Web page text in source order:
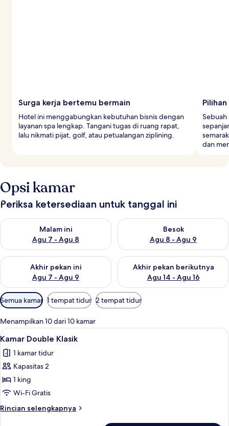
Surga kerja bertemu bermain
Hotel ini menggabungkan kebutuhan bisnis dengan
layanan spa lengkap. Tangani tugas di ruang rapat,
lalu nikmati pijat, golf, atau petualangan ziplining.
Sebuah
dan
Opsi kamar
Periksa ketersediaan untuk tanggal ini
Malam ini
Agu 7 - Agu 8
Periksa ketersediaan untuk malam ini Agu 7 - Agu 8
Besok
Agu 8 - Agu 9
Periksa ketersediaan untuk
Akhir pekan ini
Agu 7 - Agu 9
Periksa ketersediaan untuk akhir pekan ini Agu 7 - Agu 9
Akhir pekan berikutnya
Agu 14 - Agu 16
Periksa ketersediaan untuk
Filter
tersedia
untuk
kamar
Semua kamar 1 tempat tidur 2 tempat tidur
Menampilkan 10 dari 10 kamar
Lihat
semua
foto
untuk
Kamar
Double
Klasik
Kamar Double Klasik | Seprai
4
Kamar Double Klasik
1 kamar tidur
Kapasitas 2
1 king
Wi-Fi Gratis
Rincian selengkapnya
Rincian